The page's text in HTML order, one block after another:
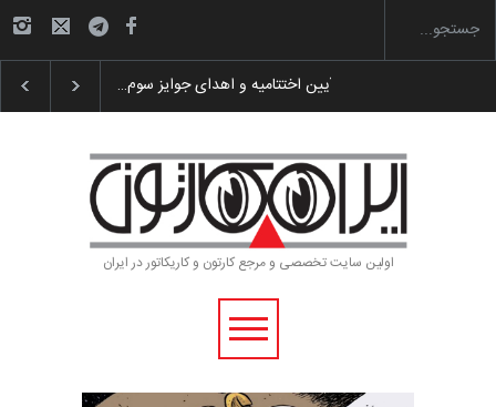
گزارش تصویری آیین اختتامیه و اهدای جوایز سوم…
اولین سایت تخصصی و مرجع کارتون و کاریکاتور در ایران